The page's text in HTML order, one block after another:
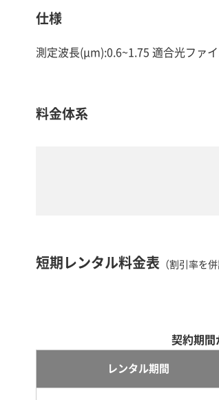
仕様
測定波長(μm):0.6~1.75 適合光ファ
料金体系
短期レンタル料金表 （割引率を
契約期間
レンタル期間